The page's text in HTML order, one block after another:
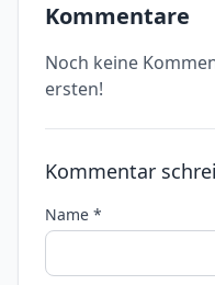
Kommentare
Noch keine
ersten!
Kommentar
Name *